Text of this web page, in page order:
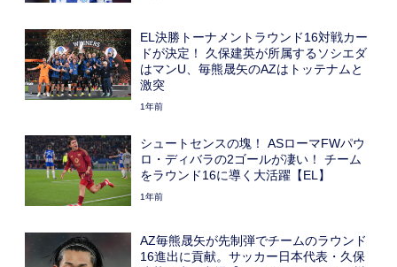
EL決勝トーナメントラウンド16対戦カー
ドが決定！ 久保建英が所属するソシエダ
はマンU、毎熊晟矢のAZはトッテナムと
激突
1年前
シュートセンスの塊！ ASローマFWパウ
ロ・ディバラの2ゴールが凄い！ チーム
をラウンド16に導く大活躍【EL】
1年前
AZ毎熊晟矢が先制弾でチームのラウンド
16進出に貢献。サッカー日本代表・久保